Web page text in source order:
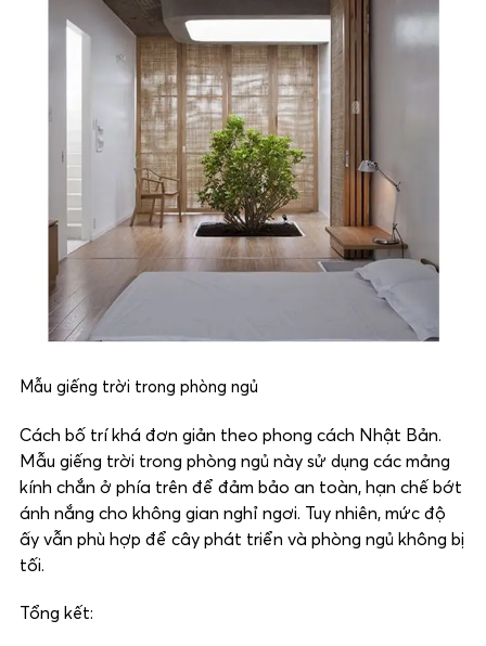
Mẫu giếng trời trong phòng ngủ
Cách bố trí khá đơn giản theo phong cách Nhật Bản.
Mẫu giếng trời trong phòng ngủ này sử dụng các mảng
kính chắn ở phía trên để đảm bảo an toàn, hạn chế bớt
ánh nắng cho không gian nghỉ ngơi. Tuy nhiên, mức độ
ấy vẫn phù hợp để cây phát triển và phòng ngủ không bị
tối.
Tổng kết: